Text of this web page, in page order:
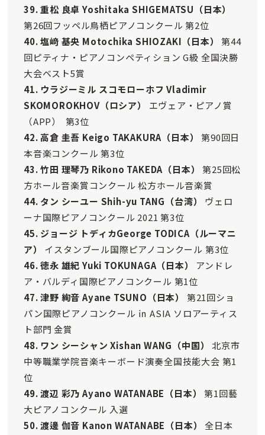
39. 重松 良卓 Yoshitaka SHIGEMATSU （日本）
第26回フッペル鳥栖ピアノコンクール 第2位
40. 塩﨑 基央 Motochika SHIOZAKI （日本）
第44
回ピティナ・ピアノコンペティション G級 全国決勝
大会ベスト5賞
41. ウラジーミル スコモローホフ Vladimir
SKOMOROKHOV（ロシア）
エヴェア・ピアノ賞
（APP） 第3位
42. 高倉 圭吾 Keigo TAKAKURA （日本）
第90回日
本音楽コンクール 第3位
43. 竹田 理琴乃 Rikono TAKEDA （日本）
第25回松
方ホール音楽賞コンクール 松方ホール音楽賞
44. タン シーユー Shih-yu TANG（台湾）
ヴェロ
ーナ国際ピアノコンクール 2021 第3位
45. ジョージ トディカGeorge TODICA（ルーマニ
ア）
イスタンブール国際ピアノコンクール 第3位
46. 徳永 雄紀 Yuki TOKUNAGA （日本）
アンドレ
ア・バルディ国際ピアノコンクール 第1位
47. 津野 絢音 Ayane TSUNO （日本）
第21回ショ
パン国際ピアノコンクール ㏌ ASIA ソロアーティス
ト部門 金賞
48. ワン シーシャン Xishan WANG （中国）
北京市
中等職業学院音楽キーボード演奏全国技能大会 第1
位
49. 渡辺 彩乃 Ayano WATANABE （日本）
第1回藝
大ピアノコンクール 入選
50. 渡邊 伽音 Kanon WATANABE （日本）
全日本